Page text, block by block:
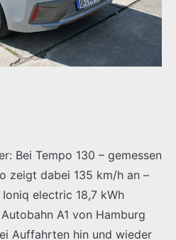
Bei Tempo 130 – gemessen
zeigt dabei 135 km/h an –
electric 18,7 kWh
A1 von Hamburg
Auffahrten hin und wieder